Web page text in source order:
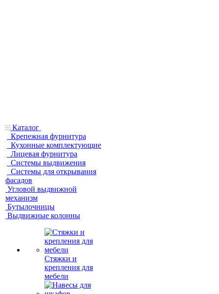
Каталог
Крепежная фурнитура
Кухонные комплектующие
Лицевая фурнитура
Системы выдвижения
Системы для открывания
фасадов
Угловой выдвижной
механизм
Бутылочницы
Выдвижные колонны
Стяжки и
крепления для
мебели